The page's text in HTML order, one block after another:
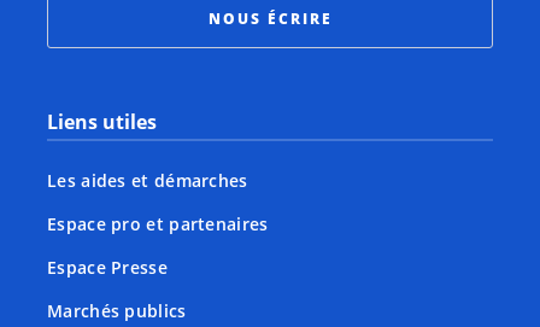
NOUS ÉCRIRE
Liens utiles
Les aides et démarches
Espace pro et partenaires
Espace Presse
Marchés publics